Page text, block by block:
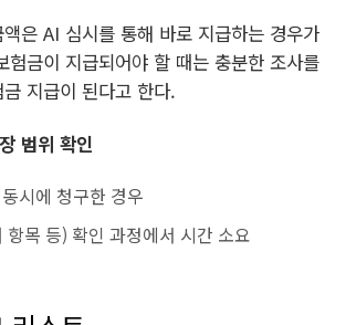
은 AI 심시를 통해 바로 지급하는 경우가
험금이 지급되어야 할 때는 충분한 조사를
지급이 된다고 한다.
범위 확인
시에 청구한 경우
목 등) 확인 과정에서 시간 소요